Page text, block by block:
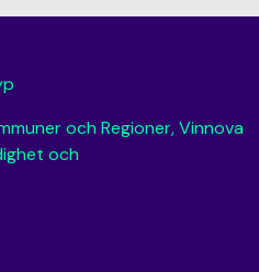
och Regioner, Vinnova
och